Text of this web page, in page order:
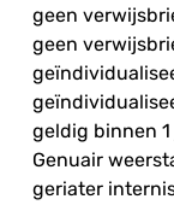
geen
geen
geldig binnen 1
Genuair
geriater